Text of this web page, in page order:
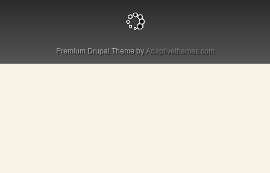
Premium Drupal Theme byAdaptivethemes.com